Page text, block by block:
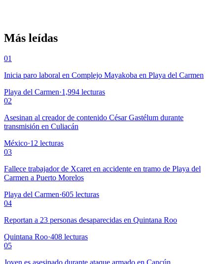
Más leídas
01
Inicia paro laboral en Complejo Mayakoba en Playa del Carmen
Playa del Carmen·1,994 lecturas
02
Asesinan al creador de contenido César Gastélum durante
transmisión en Culiacán
México·12 lecturas
03
Fallece trabajador de Xcaret en accidente en tramo de Playa del
Carmen a Puerto Morelos
Playa del Carmen·605 lecturas
04
Reportan a 23 personas desaparecidas en Quintana Roo
Quintana Roo·408 lecturas
05